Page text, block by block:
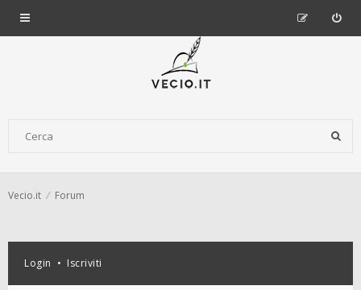
Vecio.it Forum
Login • Iscriviti